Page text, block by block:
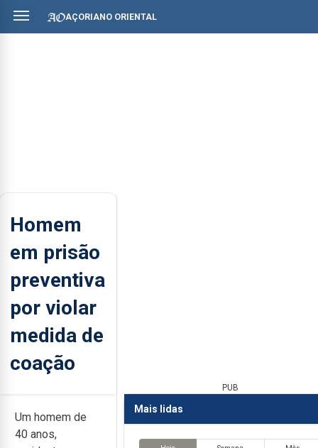
AÇORIANO ORIENTAL
Homem
em prisão
preventiva
por violar
medida de
coação
Um homem de
40 anos,
PUB
Mais lidas